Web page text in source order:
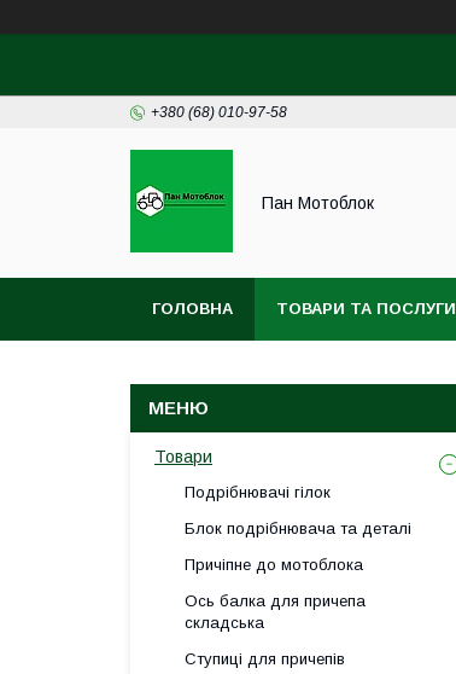
+380 (68) 010-97-58
Пан Мотоблок
ГОЛОВНА ТОВАРИ ТА ПОСЛУГИ
Товари
Подрібнювачі гілок
Блок подрібнювача та деталі
Причіпне до мотоблока
Ось балка для причепа
складська
Ступиці для причепів